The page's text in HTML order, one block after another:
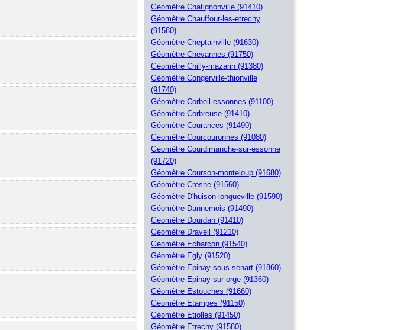
Géomètre Chatignonville (91410)
Géomètre Chauffour-les-etrechy
(91580)
Géomètre Cheptainville (91630)
Géomètre Chevannes (91750)
Géomètre Chilly-mazarin (91380)
Géomètre Congerville-thionville
(91740)
Géomètre Corbeil-essonnes (91100)
Géomètre Corbreuse (91410)
Géomètre Courances (91490)
Géomètre Courcouronnes (91080)
Géomètre Courdimanche-sur-essonne
(91720)
Géomètre Courson-monteloup (91680)
Géomètre Crosne (91560)
Géomètre D'huison-longueville (91590)
Géomètre Dannemois (91490)
Géomètre Dourdan (91410)
Géomètre Draveil (91210)
Géomètre Echarcon (91540)
Géomètre Egly (91520)
Géomètre Epinay-sous-senart (91860)
Géomètre Epinay-sur-orge (91360)
Géomètre Estouches (91660)
Géomètre Etampes (91150)
Géomètre Etiolles (91450)
Géomètre Etrechy (91580)